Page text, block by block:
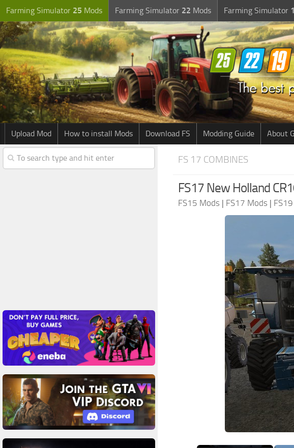
Farming Simulator 25 Mods Farming Simulator 22 Mods Farming Simulator
Upload Mod How to install Mods Download FS Modding Guide About
FS 17 COMBINES
FS17 New Holland
FS15 Mods | FS17 Mods |